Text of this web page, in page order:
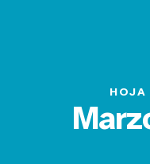
HOJA